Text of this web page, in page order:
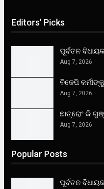
Editors' Picks
ପୂର୍ବତନ
Aug 7, 2026
ବିଜେପି
Aug 7, 2026
ଛାତ୍ରୋଂ କି
Aug 7, 2026
Popular Posts
ପୂର୍ବତନ